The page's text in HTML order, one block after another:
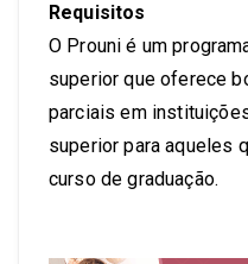
Requisitos
O Prouni é um
superior que oferece
parciais em
superior para aqueles
curso de graduação.